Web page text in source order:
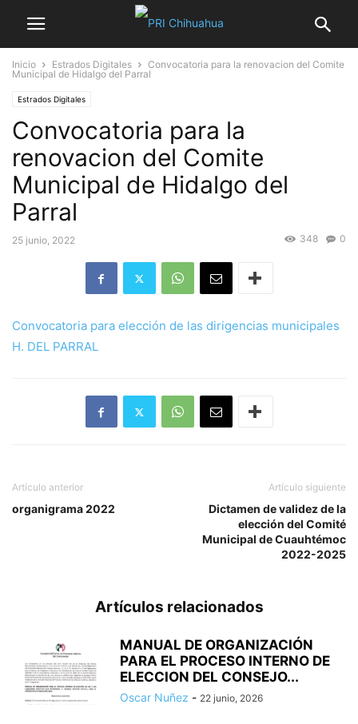
Inicio Estrados Digitales
Convocatoria para la renovacion del Comite
Municipal de Hidalgo del Parral
Estrados Digitales
Convocatoria para la
renovacion del Comite
Municipal de Hidalgo del
Parral
25 junio, 2022 0
348
Convocatoria para elección de las dirigencias municipales
H. DEL PARRAL
Artículo anterior
organigrama 2022
Artículo siguiente
Dictamen de validez de la
elección del Comité
Municipal de Cuauhtémoc
2022-2025
Artículos relacionados
MANUAL DE ORGANIZACIÓN
PARA EL PROCESO INTERNO DE
ELECCION DEL CONSEJO...
Oscar Nuñez - 22 junio, 2026